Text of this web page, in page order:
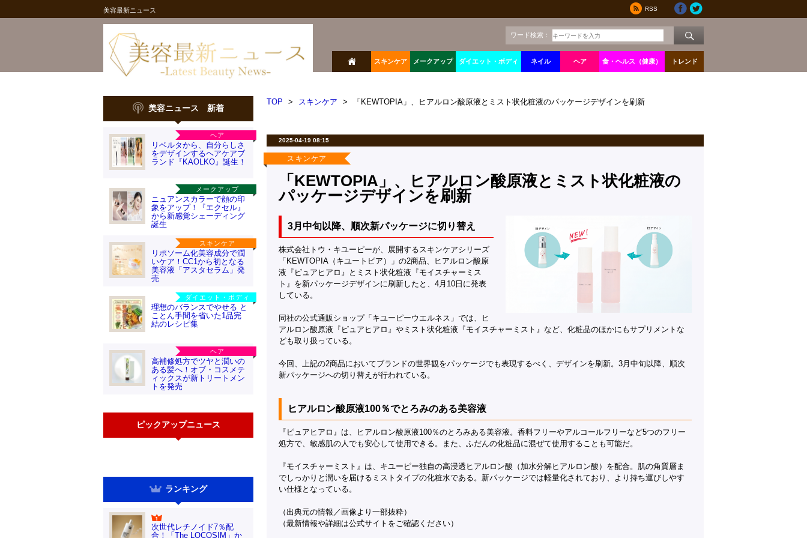
美容最新ニュース RSS
ワード検索：
スキンケア メークアップ ダイエット・ボディ ネイル ヘア 食・ヘルス（健康） トレンド
美容ニュース 新着
ヘア
リベルタから、自分らしさ
をデザインするヘアケアブ
ランド『KAOLKO』誕生！
メークアップ
ニュアンスカラーで顔の印
象をアップ！『エクセル』
から新感覚シェーディング
誕生
スキンケア
リポソーム化美容成分で潤
いケア！CC1から初となる
美容液「アスタセラム」発
売
ダイエット・ボディ
理想のバランスでやせる と
ことん手間を省いた1品完
結のレシピ集
ヘア
高補修処方でツヤと潤いの
ある髪へ！オブ・コスメテ
ィックスが新トリートメン
トを発売
ピックアップニュース
ランキング
次世代レチノイド7％配
合！「The LOCOSIM」か
TOP > スキンケア > 「KEWTOPIA」、ヒアルロン酸原液とミスト状化粧液のパッケージデザインを刷新
2025-04-19 08:15
スキンケア
「KEWTOPIA」、ヒアルロン酸原液とミスト状化粧液の
パッケージデザインを刷新
3月中旬以降、順次新パッケージに切り替え
株式会社トウ・キユーピーが、展開するスキンケアシリーズ
「KEWTOPIA（キユートピア）」の2商品、ヒアルロン酸原
液『ピュアヒアロ』とミスト状化粧液『モイスチャーミス
ト』を新パッケージデザインに刷新したと、4月10日に発表
している。
同社の公式通販ショップ「キユーピーウエルネス」では、ヒ
アルロン酸原液『ピュアヒアロ』やミスト状化粧液『モイスチャーミスト』など、化粧品のほかにもサプリメントな
ども取り扱っている。
今回、上記の2商品においてブランドの世界観をパッケージでも表現するべく、デザインを刷新。3月中旬以降、順次
新パッケージへの切り替えが行われている。
ヒアルロン酸原液100％でとろみのある美容液
『ピュアヒアロ』は、ヒアルロン酸原液100％のとろみある美容液。香料フリーやアルコールフリーなど5つのフリー
処方で、敏感肌の人でも安心して使用できる。また、ふだんの化粧品に混ぜて使用することも可能だ。
『モイスチャーミスト』は、キユーピー独自の高浸透ヒアルロン酸（加水分解ヒアルロン酸）を配合。肌の角質層ま
でしっかりと潤いを届けるミストタイプの化粧水である。新パッケージでは軽量化されており、より持ち運びしやす
い仕様となっている。
（出典元の情報／画像より一部抜粋）
（最新情報や詳細は公式サイトをご確認ください）